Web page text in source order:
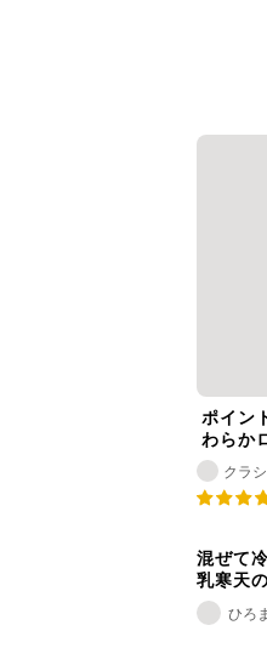
ポイン
わらか
クラ
混ぜて
乳寒天
ひろ